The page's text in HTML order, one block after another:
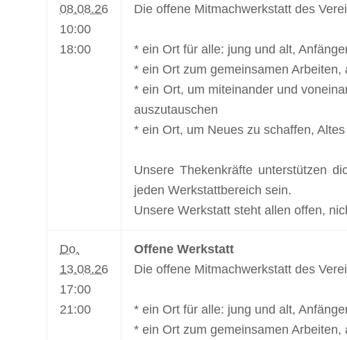
08.08.26
10:00
18:00
Die offene Mitmachwerkstatt des
* ein Ort für alle: jung und alt,
* ein Ort zum gemeinsamen
* ein Ort, um miteinander und
auszutauschen
* ein Ort, um Neues zu schaffen,
Unsere Thekenkräfte unterstützen
jeden Werkstattbereich sein.
Unsere Werkstatt steht allen offen,
Do.
13.08.26
17:00
21:00
Offene Werkstatt
Die offene Mitmachwerkstatt des
* ein Ort für alle: jung und alt,
* ein Ort zum gemeinsamen